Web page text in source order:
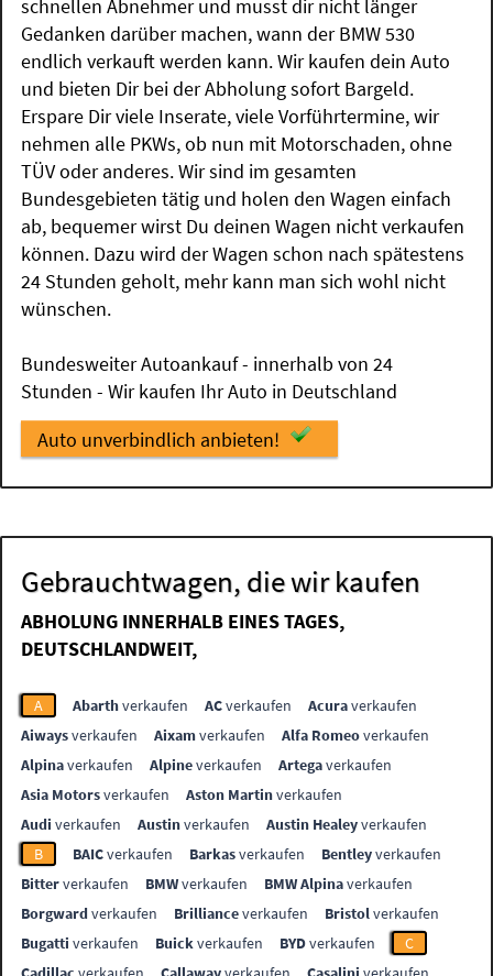
schnellen Abnehmer und musst dir nicht länger
Gedanken darüber machen, wann der BMW 530
endlich verkauft werden kann. Wir kaufen dein Auto
und bieten Dir bei der Abholung sofort Bargeld.
Erspare Dir viele Inserate, viele Vorführtermine, wir
nehmen alle PKWs, ob nun mit Motorschaden, ohne
TÜV oder anderes. Wir sind im gesamten
Bundesgebieten tätig und holen den Wagen einfach
ab, bequemer wirst Du deinen Wagen nicht verkaufen
können. Dazu wird der Wagen schon nach spätestens
24 Stunden geholt, mehr kann man sich wohl nicht
wünschen.
Bundesweiter Autoankauf - innerhalb von 24
Stunden - Wir kaufen Ihr Auto in Deutschland
Auto unverbindlich anbieten!
Gebrauchtwagen, die wir kaufen
ABHOLUNG INNERHALB EINES TAGES,
DEUTSCHLANDWEIT,
A Abarthverkaufen ACverkaufen Acuraverkaufen
Aiwaysverkaufen Aixamverkaufen Alfa Romeoverkaufen
Alpinaverkaufen Alpineverkaufen Artegaverkaufen
Asia Motorsverkaufen Aston Martinverkaufen
Audi verkaufen Austinverkaufen Austin Healeyverkaufen
B
BAICverkaufen Barkasverkaufen Bentleyverkaufen
Bitterverkaufen BMWverkaufen BMW Alpinaverkaufen
Borgwardverkaufen Brillianceverkaufen Bristolverkaufen
Bugatti verkaufen Buickverkaufen BYDverkaufen
C